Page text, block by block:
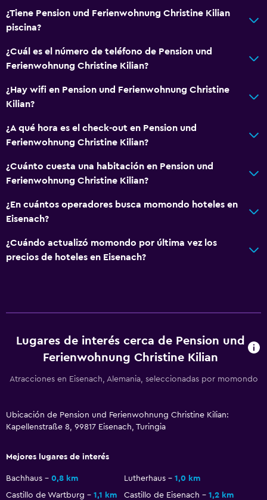
Papeleras
Baño compartido
Ducha
Aseo
Baño privado
Accesibilidad y adecuación
extra)
Ducha adaptada para silla de ruedas
Entrada privada
Parrilla
Comedor al aire libre
¿Tiene Pension und Ferienwohnung Christine Kilian
piscina?
¿Cuál es el número de teléfono de Pension und
Ferienwohnung Christine Kilian?
¿Hay wifi en Pension und Ferienwohnung Christine
Kilian?
¿A qué hora es el check-out en Pension und
Ferienwohnung Christine Kilian?
¿Cuánto cuesta una habitación en Pension und
Ferienwohnung Christine Kilian?
¿En cuántos operadores busca momondo hoteles en
Eisenach?
¿Cuándo actualizó momondo por última vez los
precios de hoteles en Eisenach?
Lugares de interés cerca de Pension und
Ferienwohnung Christine Kilian
Atracciones en Eisenach, Alemania, seleccionadas por momondo
Ubicación de Pension und Ferienwohnung Christine Kilian:
Kapellenstraße 8, 99817 Eisenach, Turingia
Mejores lugares de interés
Bachhaus 0,8 km Lutherhaus
1,0 km
Castillo de Wartburg
1,1 km Castillo de Eisenach
1,2 km